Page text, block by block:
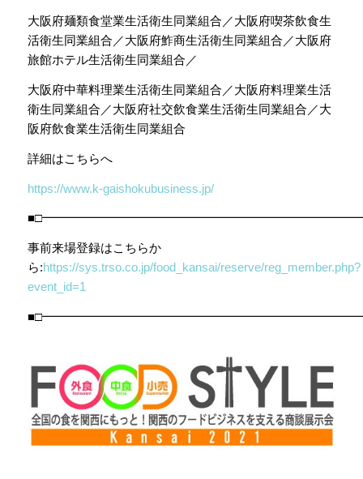
大阪府麺類食堂業生活衛生同業組合／大阪府喫茶飲食生
活衛生同業組合／大阪府鮓商生活衛生同業組合／大阪府
旅館ホテル生活衛生同業組合／
大阪府中華料理業生活衛生同業組合／大阪府料理業生活
衛生同業組合／大阪府社交飲食業生活衛生同業組合／大
阪府飲食業生活衛生同業組合
詳細はこちらへ
https://www.k-gaishokubusiness.jp/
事前来場登録はこちらか
ら:https://sys.trso.co.jp/food_kansai/reserve/reg_member.php?
event_id=1